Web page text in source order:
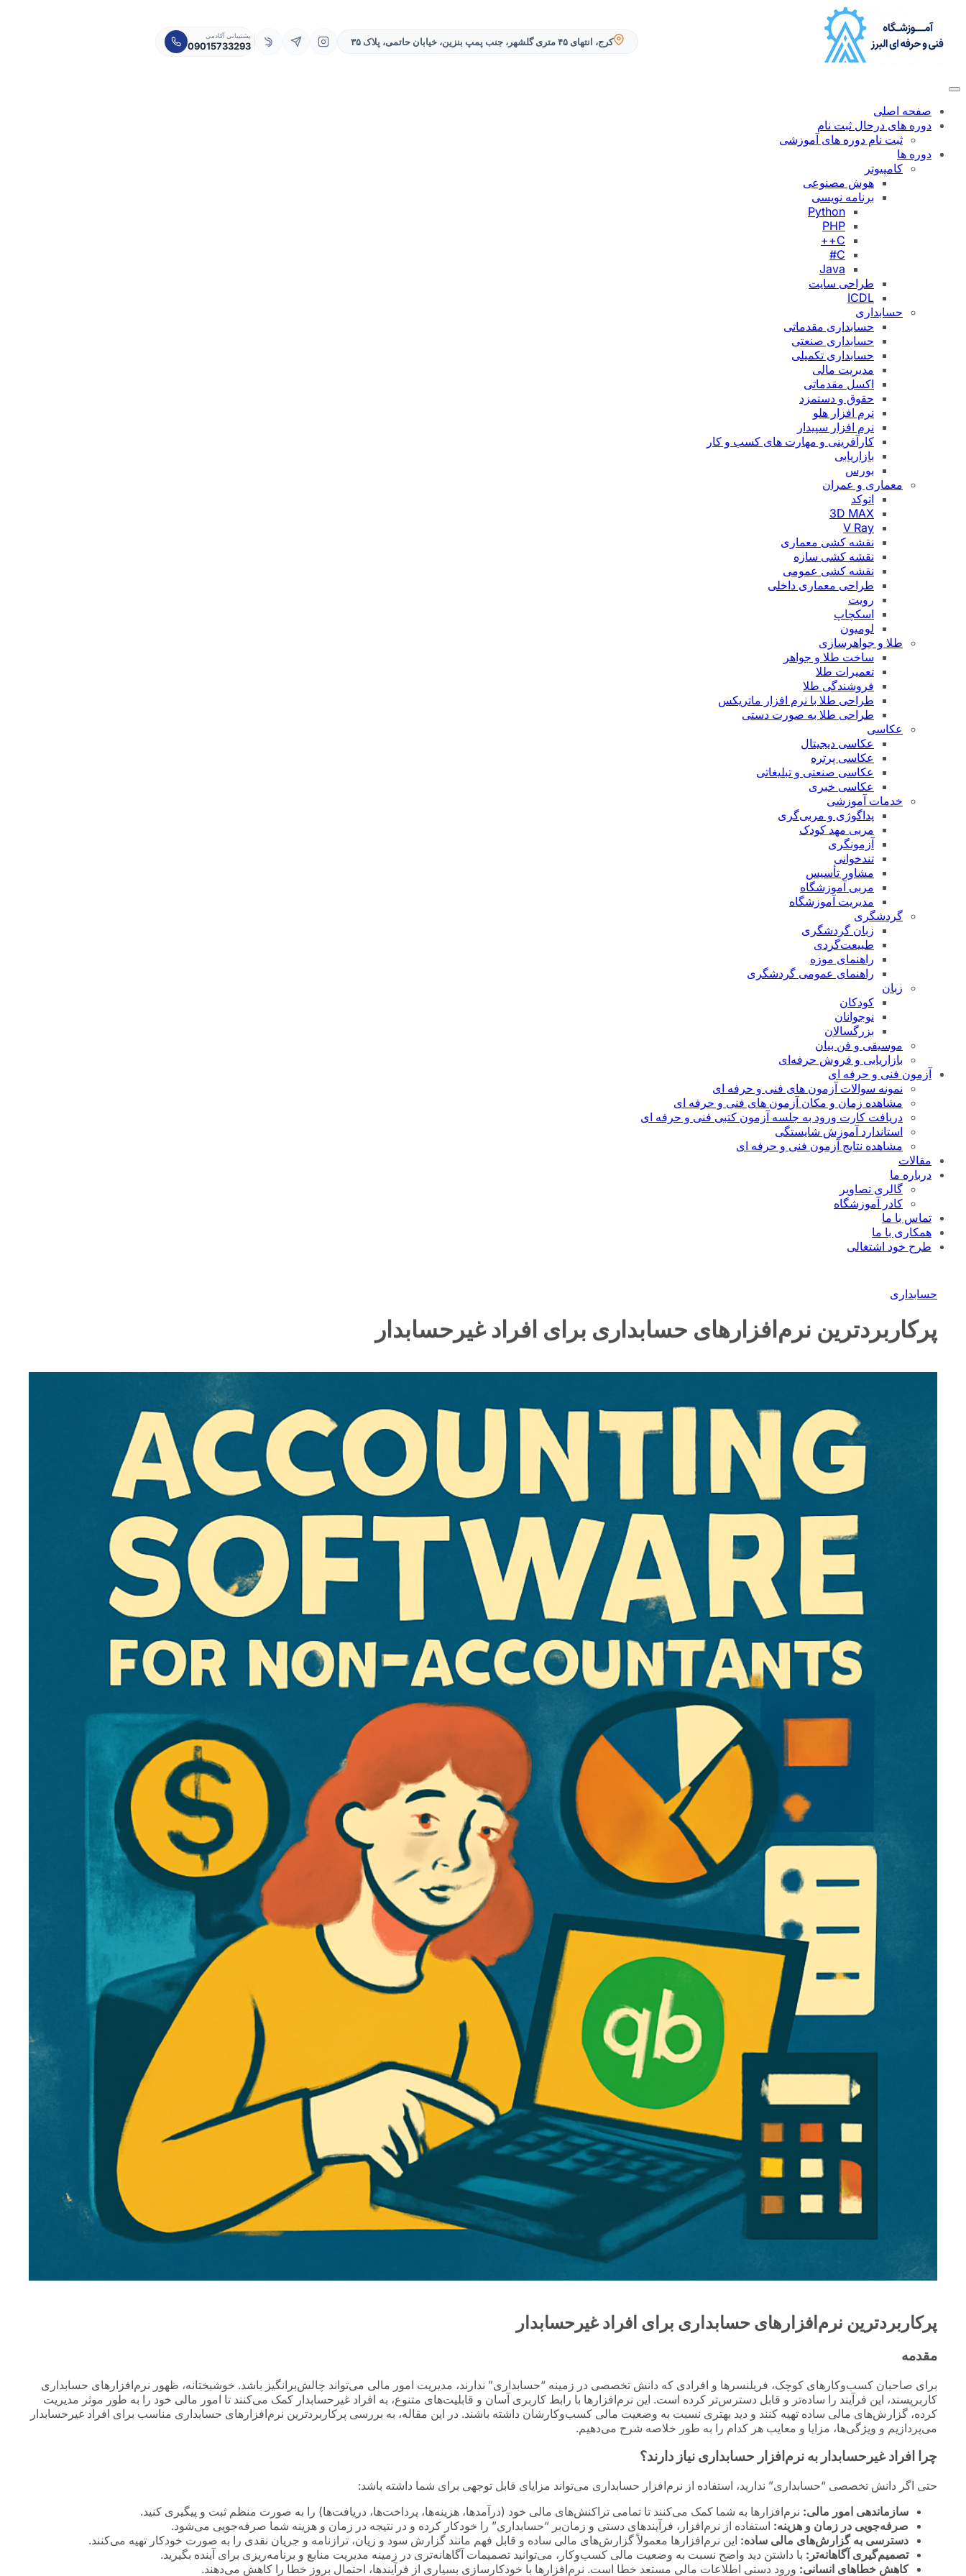
محتوا
کرج، انتهای ۴۵ متری گلشهر، جنب پمپ بنزین، خیابان حاتمی، پلاک ۳۵
پشتیبانی آکادمی
09015733293
صفحه اصلی
دوره های درحال ثبت نام
ثبت نام دوره های آموزشی
دوره ها
کامپیوتر
هوش مصنوعی
برنامه نویسی
Python
PHP
C++
C#
Java
طراحی سایت
ICDL
حسابداری
حسابداری مقدماتی
حسابداری صنعتی
حسابداری تکمیلی
مدیریت مالی
اکسل مقدماتی
حقوق و دستمزد
نرم افزار هلو
نرم افزار سپیدار
کارآفرینی و مهارت های کسب و کار
بازاریابی
بورس
معماری و عمران
اتوکد
3D MAX
V Ray
نقشه کشی معماری
نقشه کشی سازه
نقشه کشی عمومی
طراحی معماری داخلی
رویت
اسکچاپ
لومیون
طلا و جواهرسازی
ساخت طلا و جواهر
تعمیرات طلا
فروشندگی طلا
طراحی طلا با نرم افزار ماتریکس
طراحی طلا به صورت دستی
عکاسی
عکاسی دیجیتال
عکاسی پرتره
عکاسی صنعتی و تبلیغاتی
عکاسی خبری
خدمات آموزشی
پداگوژی و مربی‌گری
مربی مهد کودک
آزمونگری
تندخوانی
مشاور تأسیس
مربی آموزشگاه
مدیریت آموزشگاه
گردشگری
زبان گردشگری
طبیعت‌گردی
راهنمای موزه
راهنمای عمومی گردشگری
زبان
کودکان
نوجوانان
بزرگسالان
موسیقی و فن بیان
بازاریابی و فروش حرفه‌ای
آزمون فنی و حرفه ای
نمونه سوالات آزمون های فنی و حرفه ای
مشاهده زمان و مکان آزمون های فنی و حرفه ای
دریافت کارت ورود به جلسه آزمون کتبی فنی و حرفه ای
استاندارد آموزش شایستگی
مشاهده نتایج آزمون فنی و حرفه ای
مقالات
درباره ما
گالری تصاویر
کادر آموزشگاه
تماس با ما
همکاری با ما
طرح خود اشتغالی
حسابداری
پرکاربردترین نرم‌افزارهای حسابداری برای افراد غیرحسابدار
پرکاربردترین نرم‌افزارهای حسابداری برای افراد غیرحسابدار
مقدمه
برای صاحبان کسب‌وکارهای کوچک، فریلنسرها و افرادی که دانش تخصصی در زمینه “حسابداری” ندارند، مدیریت امور مالی می‌تواند چالش‌برانگیز باشد. خوشبختانه، ظهور نرم‌افزارهای حسابداری
کاربرپسند، این فرآیند را ساده‌تر و قابل دسترس‌تر کرده است. این نرم‌افزارها با رابط کاربری آسان و قابلیت‌های متنوع، به افراد غیرحسابدار کمک می‌کنند تا امور مالی خود را به طور موثر مدیریت
کرده، گزارش‌های مالی ساده تهیه کنند و دید بهتری نسبت به وضعیت مالی کسب‌وکارشان داشته باشند. در این مقاله، به بررسی پرکاربردترین نرم‌افزارهای حسابداری مناسب برای افراد غیرحسابدار
می‌پردازیم و ویژگی‌ها، مزایا و معایب هر کدام را به طور خلاصه شرح می‌دهیم.
چرا افراد غیرحسابدار به نرم‌افزار حسابداری نیاز دارند؟
حتی اگر دانش تخصصی “حسابداری” ندارید، استفاده از نرم‌افزار حسابداری می‌تواند مزایای قابل توجهی برای شما داشته باشد:
سازماندهی امور مالی: نرم‌افزارها به شما کمک می‌کنند تا تمامی تراکنش‌های مالی خود (درآمدها، هزینه‌ها، پرداخت‌ها، دریافت‌ها) را به صورت منظم ثبت و پیگیری کنید.
صرفه‌جویی در زمان و هزینه: استفاده از نرم‌افزار، فرآیندهای دستی و زمان‌بر “حسابداری” را خودکار کرده و در نتیجه در زمان و هزینه شما صرفه‌جویی می‌شود.
دسترسی به گزارش‌های مالی ساده: این نرم‌افزارها معمولاً گزارش‌های مالی ساده و قابل فهم مانند گزارش سود و زیان، ترازنامه و جریان نقدی را به صورت خودکار تهیه می‌کنند.
تصمیم‌گیری آگاهانه‌تر: با داشتن دید واضح نسبت به وضعیت مالی کسب‌وکار، می‌توانید تصمیمات آگاهانه‌تری در زمینه مدیریت منابع و برنامه‌ریزی برای آینده بگیرید.
کاهش خطاهای انسانی: ورود دستی اطلاعات مالی مستعد خطا است. نرم‌افزارها با خودکارسازی بسیاری از فرآیندها، احتمال بروز خطا را کاهش می‌دهند.